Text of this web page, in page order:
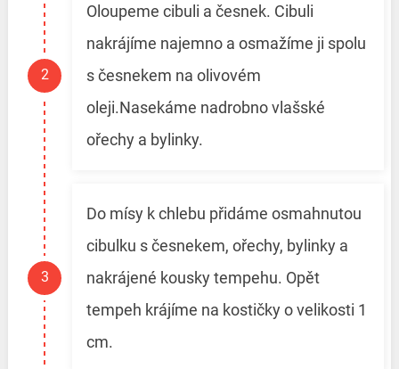
Oloupeme cibuli a česnek. Cibuli
nakrájíme najemno a osmažíme ji spolu
s česnekem na olivovém
oleji.Nasekáme nadrobno vlašské
ořechy a bylinky.
Do mísy k chlebu přidáme osmahnutou
cibulku s česnekem, ořechy, bylinky a
nakrájené kousky tempehu. Opět
tempeh krájíme na kostičky o velikosti 1
cm.